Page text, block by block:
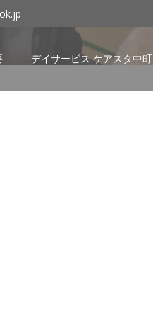
デイサービス ケアスタ中町